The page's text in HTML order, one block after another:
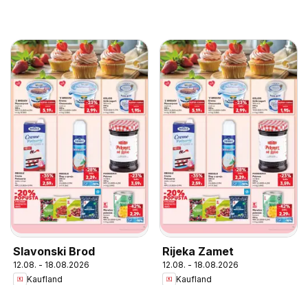
Slavonski Brod
12.08. - 18.08.2026
Kaufland
Rijeka Zamet
12.08. - 18.08.2026
Kaufland